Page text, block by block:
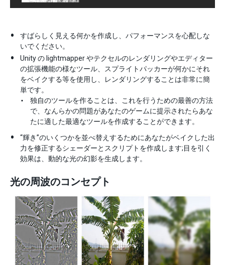
すばらしく見える何かを作成し、パフォーマンスを心配しな
いでください。
Unity の lightmapper やテクセルのレンダリングやエディター
の拡張機能の様なツール、スプライトパッカーが何かにそれ
をベイクする等を使用し、レンダリングすることは非常に簡
単です。
独自のツールを作ることは、これを行うための最善の方法
で、なんらかの問題があなたのゲームに提示されたらあな
たに適した最適なツールを作成することができます。
“輝き”のいくつかを並べ替えするためにあなたがベイクした出
力を修正するシェーダーとスクリプトを作成します;目を引く
効果は、動的な光の幻影を生成します。
光の周波のコンセプト